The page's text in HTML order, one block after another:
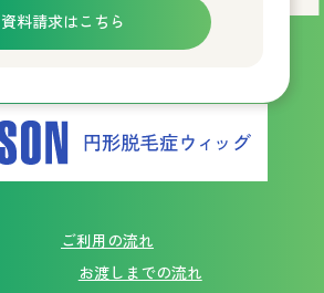
資料請求はこちら
ご利用の流れ
お渡しまでの流れ